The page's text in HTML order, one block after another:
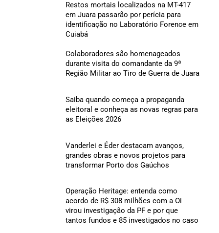
Restos mortais localizados na MT-417
em Juara passarão por perícia para
identificação no Laboratório Forence em
Cuiabá
Colaboradores são homenageados
durante visita do comandante da 9ª
Região Militar ao Tiro de Guerra de Juara
Saiba quando começa a propaganda
eleitoral e conheça as novas regras para
as Eleições 2026
Vanderlei e Éder destacam avanços,
grandes obras e novos projetos para
transformar Porto dos Gaúchos
Operação Heritage: entenda como
acordo de R$ 308 milhões com a Oi
virou investigação da PF e por que
tantos fundos e 85 investigados no caso